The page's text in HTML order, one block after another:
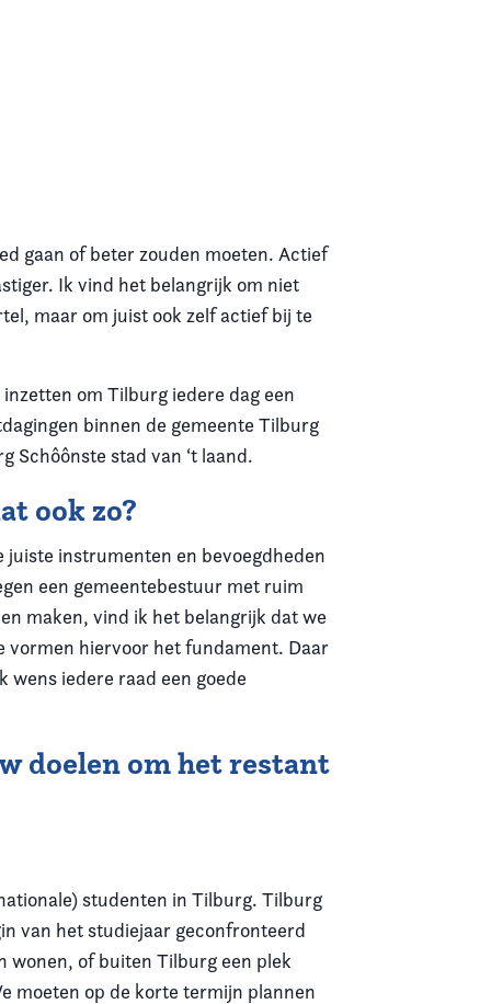
gaan of beter zouden moeten. Actief
Ik vind het belangrijk om niet
maar om juist ook zelf actief bij te
om Tilburg iedere dag een
binnen de gemeente Tilburg
Schôônste stad van ‘t laand.
ook zo?
juiste instrumenten en bevoegdheden
een gemeentebestuur met ruim
maken, vind ik het belangrijk dat we
vormen hiervoor het fundament. Daar
wens iedere raad een goede
doelen om het restant
studenten in Tilburg. Tilburg
van het studiejaar geconfronteerd
wonen, of buiten Tilburg een plek
moeten op de korte termijn plannen